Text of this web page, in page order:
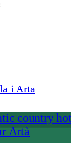
country
Artà